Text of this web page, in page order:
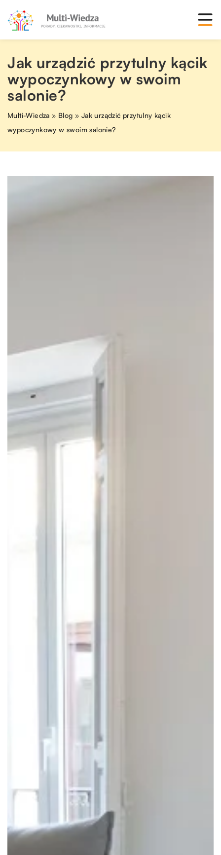
Jak urządzić przytulny kącik
wypoczynkowy w swoim
salonie?
Multi-Wiedza » Blog » Jak urządzić przytulny kącik
wypoczynkowy w swoim salonie?